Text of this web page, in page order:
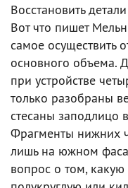
Восстановить
Вот что пишет
самое осуществить
основного объема.
при устройстве
только разобраны
стесаны заподлицо
Фрагменты нижних
лишь на южном
вопрос о том,